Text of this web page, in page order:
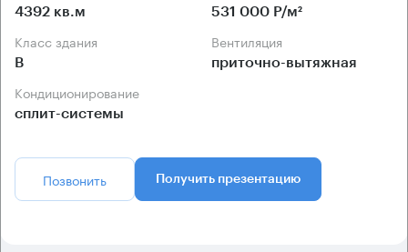
4392 кв.м 531 000 Р/м²
Класс здания
B
Вентиляция
приточно-вытяжная
Кондиционирование
сплит-системы
Позвонить Получить презентацию